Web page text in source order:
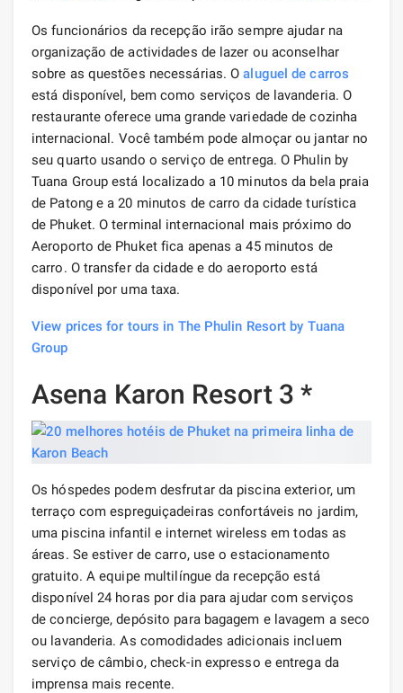
Os funcionários da recepção irão sempre ajudar na
organização de actividades de lazer ou aconselhar
sobre as questões necessárias. Oaluguel de carros
está disponível, bem como serviços de lavanderia. O
restaurante oferece uma grande variedade de cozinha
internacional. Você também pode almoçar ou jantar no
seu quarto usando o serviço de entrega. O Phulin by
Tuana Group está localizado a 10 minutos da bela praia
de Patong e a 20 minutos de carro da cidade turística
de Phuket. O terminal internacional mais próximo do
Aeroporto de Phuket fica apenas a 45 minutos de
carro. O transfer da cidade e do aeroporto está
disponível por uma taxa.
View prices for tours in The Phulin Resort by Tuana
Group
Asena Karon Resort 3 *
Os hóspedes podem desfrutar da piscina exterior, um
terraço com espreguiçadeiras confortáveis ​​no jardim,
uma piscina infantil e internet wireless em todas as
áreas. Se estiver de carro, use o estacionamento
gratuito. A equipe multilíngue da recepção está
disponível 24 horas por dia para ajudar com serviços
de concierge, depósito para bagagem e lavagem a seco
ou lavanderia. As comodidades adicionais incluem
serviço de câmbio, check-in expresso e entrega da
imprensa mais recente.